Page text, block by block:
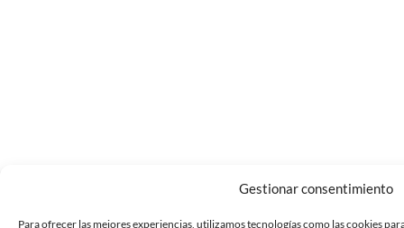
Gestionar consentimiento
Para ofrecer las mejores experiencias, utilizamos tecnologías como las cookies